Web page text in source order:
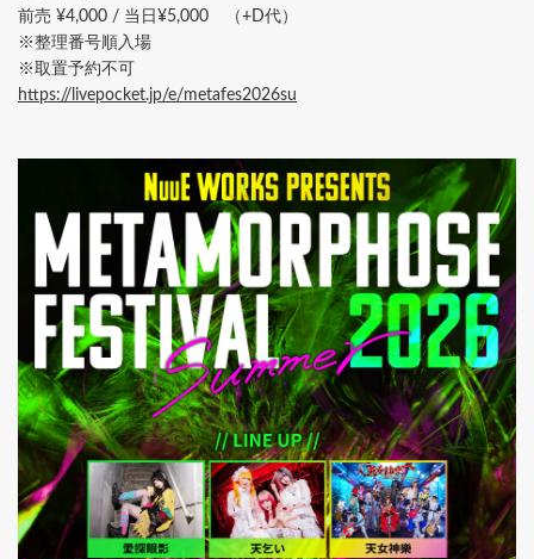
前売 ¥4,000 / 当日¥5,000 （+D代）
※整理番号順入場
※取置予約不可
https://livepocket.jp/e/metafes2026su